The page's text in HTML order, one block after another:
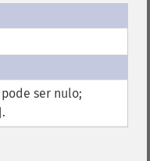
ser nulo;
.